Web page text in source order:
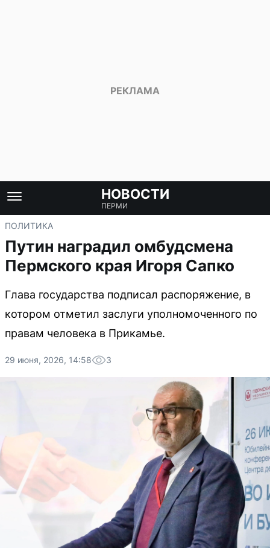
НОВОСТИ
ПЕРМИ
ПОЛИТИКА
Путин наградил омбудсмена
Пермского края Игоря Сапко
Глава государства подписал распоряжение, в
котором отметил заслуги уполномоченного по
правам человека в Прикамье.
29 июня, 2026, 14:58 3